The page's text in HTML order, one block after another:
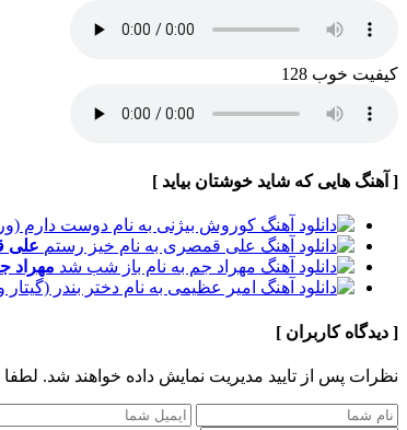
کیفیت خوب 128
[ آهنگ هایی که شاید خوشتان بیاید ]
علی
مهراد
[ دیدگاه کاربران ]
نظرات پس از تایید مدیریت نمایش داده خواهند شد.